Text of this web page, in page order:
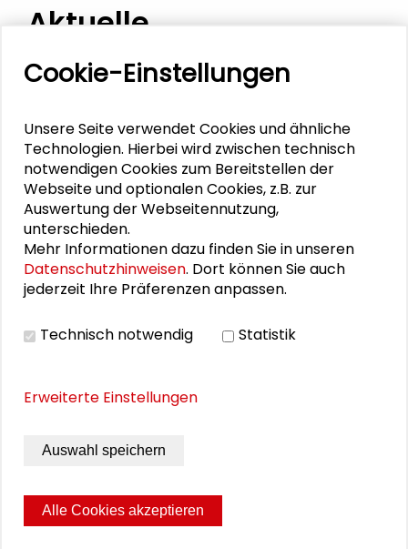
Aktuelle
Veranstaltungen
"Demokratischer Wald"
Schlüsseltexte für die Wirtschaft von morgen
Zusammen mehr erreichen – Zukunftsbündnis im
Dialog
Schader-Festival 2026
Cookie-Einstellungen
Unsere Seite verwendet Cookies und ähnliche
Technologien. Hierbei wird zwischen technisch
notwendigen Cookies zum Bereitstellen der
Webseite und optionalen Cookies, z.B. zur
Auswertung der Webseitennutzung,
unterschieden.
Mehr Informationen dazu finden Sie in unseren
Datenschutzhinweisen. Dort können Sie auch
jederzeit Ihre Präferenzen anpassen.
Technisch notwendig Statistik
Erweiterte Einstellungen
Auswahl speichern
Alle Cookies akzeptieren